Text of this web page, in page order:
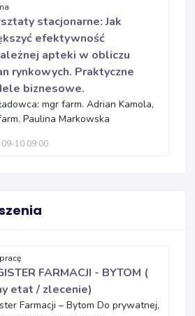
stacjonarne: Jak
efektywność
apteki w obliczu
rynkowych. Praktyczne
biznesowe.
mgr farm. Adrian Kamola,
Paulina Markowska
10 09:00
FARMACJI - BYTOM (
etat / zlecenie)
Farmacji – Bytom Do prywatnej,